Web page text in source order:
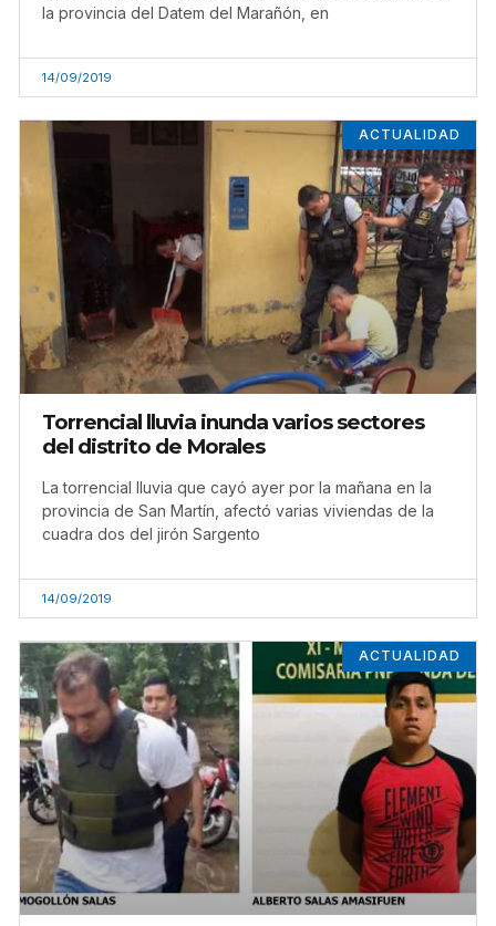
la provincia del Datem del Marañón, en
14/09/2019
ACTUALIDAD
Torrencial lluvia inunda varios sectores
del distrito de Morales
La torrencial lluvia que cayó ayer por la mañana en la
provincia de San Martín, afectó varias viviendas de la
cuadra dos del jirón Sargento
14/09/2019
ACTUALIDAD